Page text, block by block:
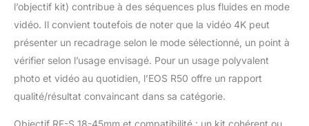
l’objectif kit) contribue à des séquences plus fluides en mode
vidéo. Il convient toutefois de noter que la vidéo 4K peut
présenter un recadrage selon le mode sélectionné, un point à
vérifier selon l’usage envisagé. Pour un usage polyvalent
photo et vidéo au quotidien, l’EOS R50 offre un rapport
qualité/résultat convaincant dans sa catégorie.